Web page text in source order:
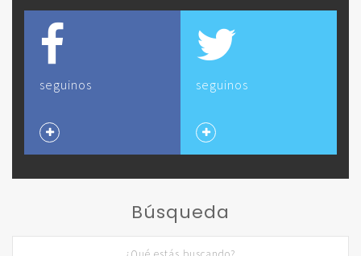
seguinos seguinos
Búsqueda